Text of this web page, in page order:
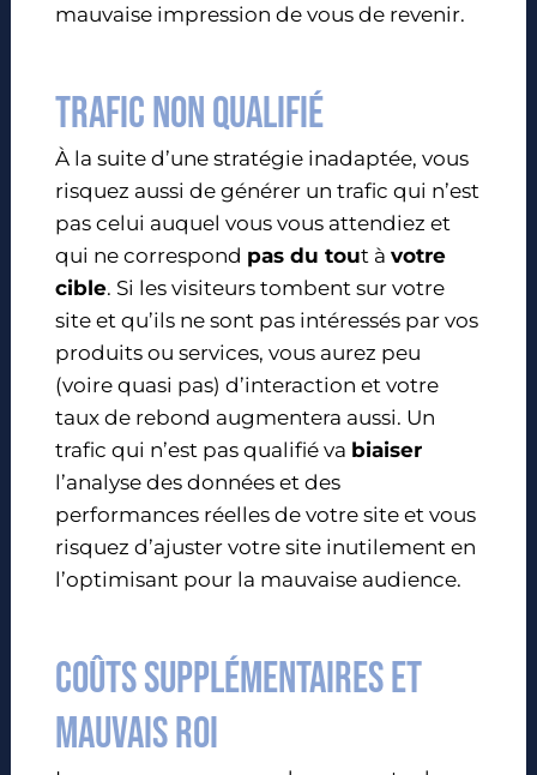
mauvaise impression de vous de revenir.
Trafic non qualifié
À la suite d’une stratégie inadaptée, vous
risquez aussi de générer un trafic qui n’est
pas celui auquel vous vous attendiez et
qui ne correspond pas du tout àvotre
cible. Si les visiteurs tombent sur votre
site et qu’ils ne sont pas intéressés par vos
produits ou services, vous aurez peu
(voire quasi pas) d’interaction et votre
taux de rebond augmentera aussi. Un
trafic qui n’est pas qualifié va biaiser
l’analyse des données et des
performances réelles de votre site et vous
risquez d’ajuster votre site inutilement en
l’optimisant pour la mauvaise audience.
Coûts supplémentaires et
mauvais ROI